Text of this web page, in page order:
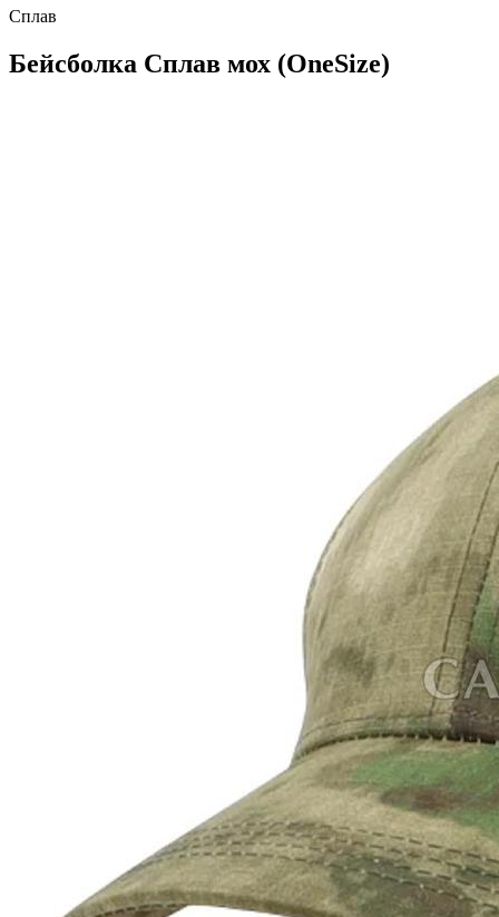
Сплав
Бейсболка Сплав мох (OneSize)